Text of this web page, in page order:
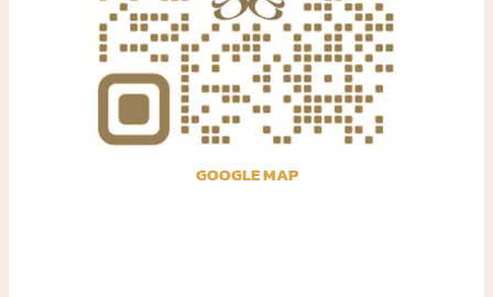
GOOGLE MAP